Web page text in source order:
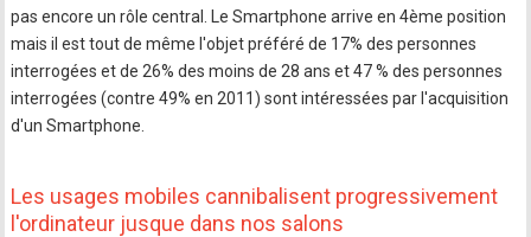
pas encore un rôle central. Le Smartphone arrive en 4ème position
mais il est tout de même l'objet préféré de 17% des personnes
interrogées et de 26% des moins de 28 ans et 47 % des personnes
interrogées (contre 49% en 2011) sont intéressées par l'acquisition
d'un Smartphone.
Les usages mobiles cannibalisent progressivement
l'ordinateur jusque dans nos salons